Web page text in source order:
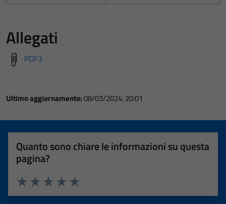
Allegati
PDF3
Ultimo aggiornamento:08/03/2024, 20:01
Quanto sono chiare le informazioni su questa
pagina?
Valuta 5 stelle su 5
Valuta 4 stelle su 5
Valuta 3 stelle su 5
Valuta 2 stelle su 5
Valuta 1 stelle su 5